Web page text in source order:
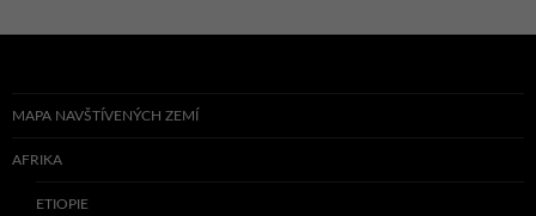
MAPA NAVŠTÍVENÝCH ZEMÍ
AFRIKA
ETIOPIE